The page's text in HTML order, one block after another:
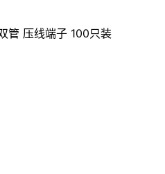
管 压线端子 100只装